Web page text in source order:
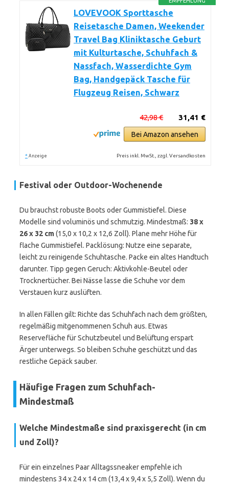
LOVEVOOK Sporttasche
Reisetasche Damen, Weekender
Travel Bag Kliniktasche Geburt
mit Kulturtasche, Schuhfach &
Nassfach, Wasserdichte Gym
Bag, Handgepäck Tasche für
Flugzeug Reisen, Schwarz
31,41 €
42,98 €
Bei Amazon ansehen
* Anzeige Preis inkl. MwSt., zzgl. Versandkosten
Festival oder Outdoor-Wochenende
Du brauchst robuste Boots oder Gummistiefel. Diese
Modelle sind voluminös und schmutzig. Mindestmaß: 38 x
26 x 32 cm(15,0 x 10,2 x 12,6 Zoll). Plane mehr Höhe für
flache Gummistiefel. Packlösung: Nutze eine separate,
leicht zu reinigende Schuhtasche. Packe ein altes Handtuch
darunter. Tipp gegen Geruch: Aktivkohle-Beutel oder
Trocknertücher. Bei Nässe lasse die Schuhe vor dem
Verstauen kurz auslüften.
In allen Fällen gilt: Richte das Schuhfach nach dem größten,
regelmäßig mitgenommenen Schuh aus. Etwas
Reservefläche für Schutzbeutel und Belüftung erspart
Ärger unterwegs. So bleiben Schuhe geschützt und das
restliche Gepäck sauber.
Häufige Fragen zum Schuhfach-
Mindestmaß
Welche Mindestmaße sind praxisgerecht (in cm
und Zoll)?
Für ein einzelnes Paar Alltagssneaker empfehle ich
mindestens 34 x 24 x 14 cm (13,4 x 9,4 x 5,5 Zoll). Wenn du